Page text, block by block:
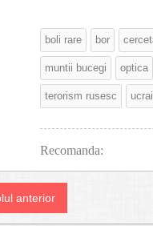
boli rare bor
muntii bucegi optica
terorism rusesc
Recomanda:
anterior